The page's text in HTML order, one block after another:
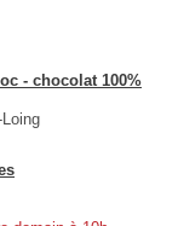
- chocolat 100%